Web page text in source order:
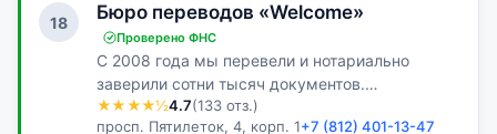
18 Бюро переводов «Welcome»
Проверено ФНС
С 2008 года мы перевели и нотариально
заверили сотни тысяч документов.
Ответственный и добросовестный подход в
★★★★½4.7(133 отз.)
просп. Пятилеток, 4, корп. 1+7 (812) 401-13-47